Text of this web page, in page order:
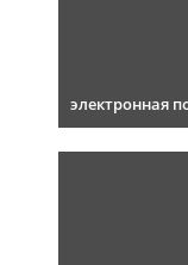
электронная